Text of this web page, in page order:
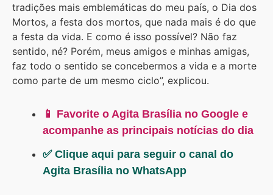
tradições mais emblemáticas do meu país, o Dia dos
Mortos, a festa dos mortos, que nada mais é do que
a festa da vida. E como é isso possível? Não faz
sentido, né? Porém, meus amigos e minhas amigas,
faz todo o sentido se concebermos a vida e a morte
como parte de um mesmo ciclo”, explicou.
📱 Favorite o Agita Brasília no Google e
acompanhe as principais notícias do dia
✅ Clique aqui para seguir o canal do
Agita Brasília no WhatsApp